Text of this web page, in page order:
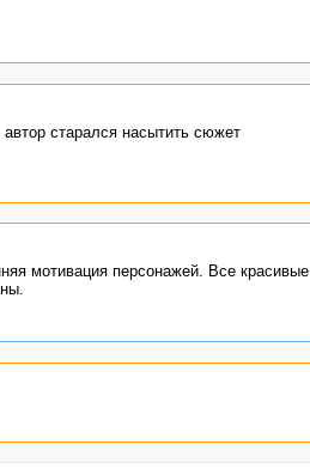
старался насытить сюжет
мотивация персонажей. Все красивые